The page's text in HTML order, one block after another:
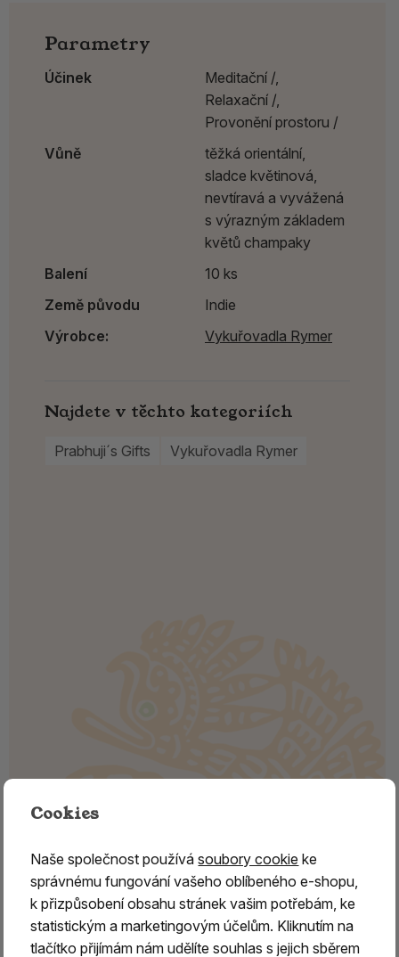
Vonné tyčinky - MAYAPUR -
nagchampa supreme
Nabízíme vámkvalitní tyčinky indického typu, ručně
Parametry
Účinek
Meditační /,
Relaxační /,
Provonění prostoru /
Vůně
těžká orientální,
sladce květinová,
nevtíravá a vyvážená
s výrazným základem
květů champaky
Balení
10 ks
Země původu
Indie
Výrobce:
Vykuřovadla Rymer
Najdete v těchto kategoriích
Prabhuji´s Gifts Vykuřovadla Rymer
Cookies
Naše společnost používásoubory cookie ke
správnému fungování vašeho oblíbeného e-shopu,
k přizpůsobení obsahu stránek vašim potřebám, ke
statistickým a marketingovým účelům. Kliknutím na
tlačítko přijímám nám udělíte souhlas s jejich sběrem